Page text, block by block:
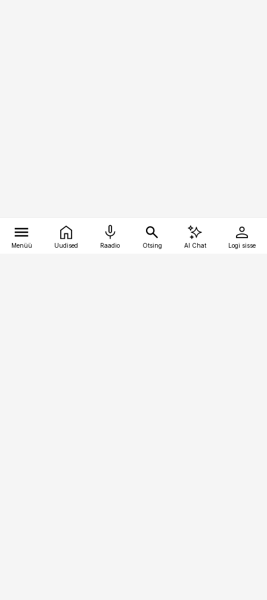
Menüü Uudised Raadio Otsing AI Chat Logi sisse